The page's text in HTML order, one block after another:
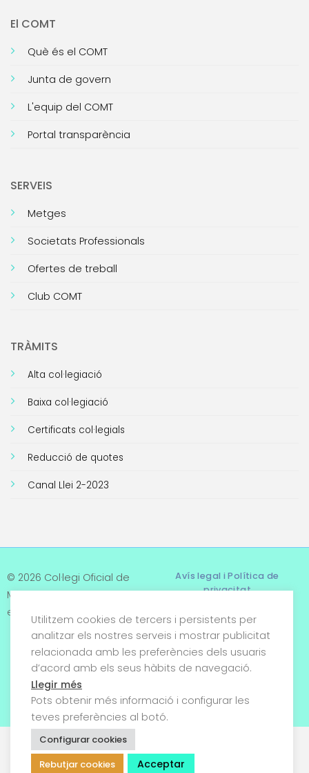
El COMT
Què és el COMT
Junta de govern
L'equip del COMT
Portal transparència
SERVEIS
Metges
Societats Professionals
Ofertes de treball
Club COMT
TRÀMITS
Alta col·legiació
Baixa col·legiació
Certificats col·legials
Reducció de quotes
Canal Llei 2-2023
© 2026 Col·legi Oficial de
Metges de Tarragona. Tots
els drets reservats
Avís legal i Política de
privacitat
Termes i condicions
Política de cookies
Utilitzem cookies de tercers i persistents per
analitzar els nostres serveis i mostrar publicitat
relacionada amb les preferències dels usuaris
d’acord amb els seus hàbits de navegació.
Llegir més
Pots obtenir més informació i configurar les
teves preferències al botó.
Configurar cookies
Rebutjar cookies
Acceptar